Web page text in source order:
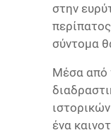
στην
σύντομα
Μέσα από
ένα